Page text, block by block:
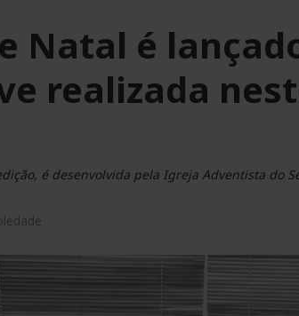
Natal é
realizada
é desenvolvida pela Igreja Adventista do